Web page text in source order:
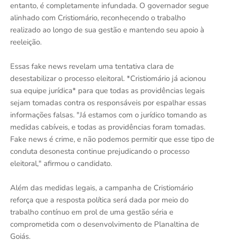
entanto, é completamente infundada. O governador segue
alinhado com Cristiomário, reconhecendo o trabalho
realizado ao longo de sua gestão e mantendo seu apoio à
reeleição.
Essas fake news revelam uma tentativa clara de
desestabilizar o processo eleitoral. *Cristiomário já acionou
sua equipe jurídica* para que todas as providências legais
sejam tomadas contra os responsáveis por espalhar essas
informações falsas. "Já estamos com o jurídico tomando as
medidas cabíveis, e todas as providências foram tomadas.
Fake news é crime, e não podemos permitir que esse tipo de
conduta desonesta continue prejudicando o processo
eleitoral," afirmou o candidato.
Além das medidas legais, a campanha de Cristiomário
reforça que a resposta política será dada por meio do
trabalho contínuo em prol de uma gestão séria e
comprometida com o desenvolvimento de Planaltina de
Goiás.